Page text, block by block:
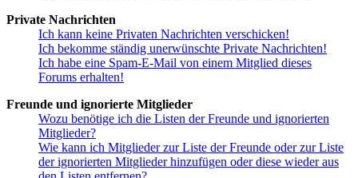
Private Nachrichten
Ich kann keine Privaten Nachrichten verschicken!
Ich bekomme ständig unerwünschte Private Nachrichten!
Ich habe eine Spam-E-Mail von einem Mitglied dieses
Forums erhalten!
Freunde und ignorierte Mitglieder
Wozu benötige ich die Listen der Freunde und ignorierten
Mitglieder?
Wie kann ich Mitglieder zur Liste der Freunde oder zur Liste
der ignorierten Mitglieder hinzufügen oder diese wieder aus